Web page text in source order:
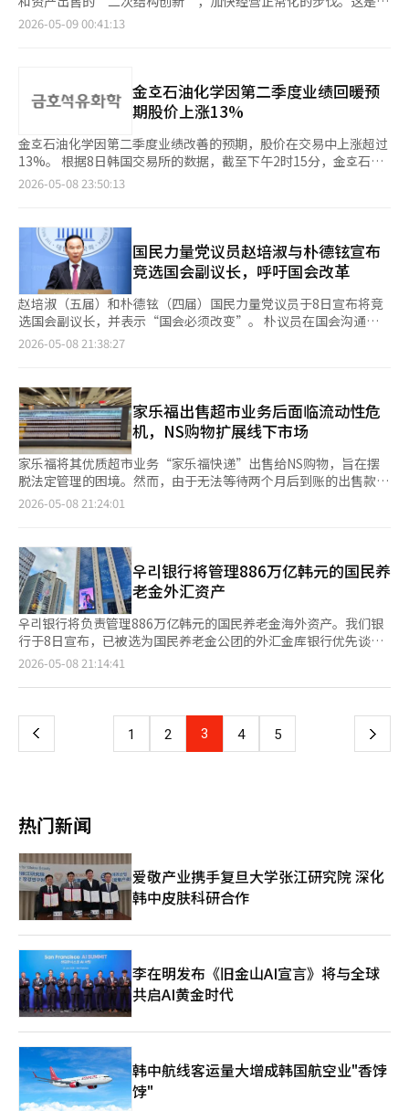
态的结合正在创造新的收益结构。虽然曾对以搜索广告为中心的商
费电子行业的绝对强者。iPhone生态和设备内AI策略创造了巨大
的更换需求。苹果的优势在于用户体验和品牌信任，而非技术本
身。在AI时代，苹果保持了对个人隐私保护和设备优化的理念，进
一步巩固了独特生态。苹果不仅是制造商，更是现代消费文化的象
征。④ 微软微软是AI时代最大的战略企业之一。与OpenAI的合
作、Azure云计算和Office AI整合迅速占领企业市场。微软已从过
去的Windows操作系统公司转型为AI驱动的生产力创新企业。大
的影响力。⑤ 亚马逊亚马逊已从电子商务公司转型为全球最大的
数字物流企业。AWS云计算是AI产业的核心基础设施，自动化物流
系统成为未来零售业的模型。亚马逊是最早实验人类劳动与机器
人、AI结合的新产业结构的企业之一。作为改变全球消费模式和流
通结构的企业，其产业历史意义重大。⑥ 博通博通是一家低调但
强大的企业。凭借定制AI芯片和网络设备、数据中心基础设施迅速
成长。随着AI产业的扩大，GPU以及数据传输和连接技术的重要性
也在增加。博通正是掌握这一领域的企业，虽然不显眼，却在AI时
中国对台湾问题的敏感性，最终也源于台积电。失去先进半导体生
产能力，全球经济将面临严重混乱。台积电不仅是一家企业，更是
地缘政治战略资产。⑧ 脸书（Meta Platforms）尽管面临元宇宙
失败的争议，Meta仍通过广告和AI推荐算法实现了复苏。
Facebook、Instagram和WhatsApp仍是全球最大的人类网络。
基于AI的广告效率愈发增强，Meta是最能吸引人类关注和时间的
企业之一。⑨ 特斯拉特斯拉不仅是一家汽车公司。它是一家结合
是完全自动驾驶（FSD）技术具有改变汽车产业结构的潜力。⑩ 礼
来公司礼来公司通过肥胖治疗药物的革命改变了全球制药产业的格
局。肥胖不仅是体型问题，更是与糖尿病、心血管疾病和各种慢性
病相关的现代文明核心疾病。肥胖治疗市场未来有可能达到数万亿
规模。生物技术正逐渐成为与半导体同样重要的战略产业。⑪ 三
星电子三星电子是韩国工业化的象征。它是一家同时引领内存半导
体、智能手机、显示器和家电产业的全球企业。尤其在AI时代，
⑫ 伯克希尔哈撒韦伯克希尔哈撒韦是沃伦·巴菲特投资哲学的象
征。重视长期价值和现金流的经营方式在全球金融市场仍然具有重
大影响力。在AI热潮中，稳定价值投资的重要性得到了体现。⑬ 沃
是全球最大的能源企业之一。然而，全球资本如今更看重AI和半导
体的价值。尽管如此，能源仍然是工业文明的基础，中东的地缘政
治重要性不会轻易消失。⑮ 摩根大通摩根大通是美国金融体系的
核心。它在全球利率、美元流动和投资银行业务中发挥着巨大影响
力。在AI时代，金融仍然是资本配置的中心。即使在数字金融创新
的背景下，传统金融机构的力量依然存在。⑯ SK海力士SK海力士
已成为HBM市场的绝对强者。被视为解决AI时代内存瓶颈的关键企
业。过去，内存产业价格波动较大，但如今HBM已成为战略产
品。SK海力士的迅速崛起展示了韩国半导体产业的新可能性。⑰
VisaVisa是全球支付系统的核心企业。随着数字经济的扩大，支付
网络的价值也在增加。无现金社会的普及使Visa的影响力进一步扩
大，展示了金融基础设施的强大力量。⑱ 埃克森美孚埃克森美孚
然是国家生存的关键因素。⑲ 腾讯腾讯是中国数字经济的核心企
业。它构建了结合游戏、社交、云计算和金融科技的庞大生态系
统。尽管面临中国政府的监管和经济放缓，腾讯仍保持强大的平台
的乐天利亚。乐天利亚自1998年在越南开设门店以来，持续保持
增长。它通过提供将鸡肉菜单与米饭搭配的套餐等本地化策略，扩
K-鸡的需求推动了多品牌的共同进入。 ※ 本报道经人工智能
（AI）系统翻译与编辑。
行业的问题需谨慎。”她补充道：“A+级以上的优质REITs仍然能
够以低于银行贷款的利率筹集资金，保持股息收益（DPS）。” 她
系统翻译与编辑。
人参与竞标，最终以高于评估价11亿韩元的12亿韩元成交，成交
价率为109.1%。 高价资产交易也在持续。最高成交价为位于瑞草
291亿7000万韩元成交。※ 本报道经人工智能（AI）系统翻译与编
辑。
同，不仅会导致巨额违约金，还会影响韩国生物产业整体的国际信
誉。此次事件中值得关注的是，罢工前法院作出的异常裁决。仁川
调：“为防止原料或产品的变质、腐败，相关工作在争议期间仍需
正常进行。”因此，对细胞株的变质防止等核心工艺设备，限制了
工会的争议行为。当然，工人的权利应当得到尊重。然而，行使这
些权利的方式和时机对整个社会的影响也需考虑。然而，法院的判
决明确指出，当工人的集体行动权与企业的生存或核心资产保护的
价值发生冲突时，某种程度上可以受到限制。换句话说，罢工权是
宪法保障的权利，但不应达到破坏企业基础或威胁他人生命权（患
每人3000万韩元的鼓励金和14%的工资上涨，已形成了强硬态
度。相对而言，公司则因经营环境的不确定性而保持防御态度。然
而，如果争议的目的在于“改善工作环境”，那么以威胁“工作场
所”本身的方式进行的抗争将难以获得说服力。如果三星生物制剂
15年来积累的成长神话因劳资之间的极端对立而崩溃，那么最终受
害的将是劳资双方，甚至是国家经济。定于8日的劳动部调解谈判
不应仅仅是“金额”的对接。工会应直面法院认可的工艺特殊性和
社会责任，而公司则应以积极的态度承认工人的价值，寻找“共生
超市部门익스프레스出售后，针对大型超市、在线业务和总部等剩
下，保持核心门店的竞争力。这一决定被解读为，自重生程序启动
以来，主要供应商加强了交易条件，导致所有门店的稳定商品供应
变得困难。实际上，一些门店的商品短缺现象加剧，客户流失，销
售额也比去年下降了50%以上。홈플러스计划优先将可供应的商品
分配给核心门店，以抵御销售下降，尽量减少客户流失。暂停营业
的门店员工将获得平均工资70%的休业津贴。希望继续工作的员工
将被调配到持续营业的门店。然而，大型超市内的购物中心和入驻
业务部的出售合同，以确保流动性。该业务部的总资产约为3170
亿韩元，净资产约为1460亿韩元。出售条件包括部分债务的继
承，预计홈플러스将获得约1206亿韩元的现金。然而，在出售款项
到位之前，运营资金和重生计划实施所需的额外流动性仍然是一个
难题。홈플러스已向最大债权人梅里茨金融集团请求短期运营资金
性质的过渡贷款和在重生程序期间维持营业的DIP（债务人持有）
金融支持，但尚未得到明确答复。梅里茨金融集团是홈플러스的最
大债权人，贷款金额约为1.2万亿韩元，担保的房地产资产（68家
债权人的同意。홈플러스方面表示，目前获得的资金大部分用于偿
还现有借款，导致运营资金的获取困难。홈플러스正在根据债权人
的要求，制定比之前更为严格的修订重生计划。该计划将包括门店
效率化、部分门店暂停营业、剩余业务部的出售及并购推进方案
等。公司表示，在向法院提交修订案后，即使在重生计划获批之
前，也将并行推进业务部的出售。此外，业界关注重生程序的维持
是否会影响未来的就业稳定和地区商业。由于大型零售企业的特
性，与合作企业和入驻的小商户、地方经济的关联性较大。实际
出售无法充分确保重生程序所需的资金，必须同时进行门店运营效
率化和额外流动性获取，以建立正常化的基础。”他还补充
道：“如果重生中断，将对就业、合作企业和地方经济产生重大影
响，因此需要利益相关者的合作。”※ 本报道经人工智能（AI）系
统翻译与编辑。
2026-05-09 00:41:13
金호石油化学因第二季度业绩回暖预
期股价上涨13%
金호石油化学因第二季度业绩改善的预期，股价在交易中上涨超过
13%。 根据8日韩国交易所的数据，截至下午2时15分，金호石油
化学的股价上涨了1万7400韩元（13.20%），报14万9200韩元。
的14万4000韩元上调至16万韩元。 此前，由于中东地区战争的影
响，原材料丁二烯价格大幅上涨，金호石油化学第一季度的业绩未
能达到市场预期。第一季度营业利润为594亿韩元，低于市场共识
的674亿韩元，下降了12%。丁二烯价格从每吨1300美元飙升至
2700美元，给公司的盈利能力带来了压力，而产品价格的传导也
出现了延迟。 然而，从第二季度开始，成本上涨将反映在产品价
格上，原材料价格也趋于稳定，业绩改善的预期逐渐增强。预计第
二季度营业利润将达到1122亿韩元，较上季度大幅增长。尤其是
乳胶价格大幅上涨，市场对利润空间改善的期待加大，同时合成树
脂和酚类产品因供应不足也出现了价格反弹。这些业务部门有可能
实现扭亏为盈。 未来资产证券公司的研究员李镇浩表示：“自4月
以来，原材料价格的上涨已开始全面传导至产品价格，同时原材料
价格也开始趋于稳定。”他预测：“第二季度将出现明显的业绩改
善。” 新韩投资证券的研究员李镇名也分析称：“尽管在行业内
股价表现较为疲软，但作为全球NB乳胶的领先企业，考虑到其反
转的可能性，股价有望被重新评估。”※ 本报道经人工智能（AI）
2026-05-08 23:50:13
国民力量党议员赵培淑与朴德铉宣布
竞选国会副议长，呼吁国会改革
赵培淑（五届）和朴德铉（四届）国民力量党议员于8日宣布将竞
选国会副议长，并表示“国会必须改变”。 朴议员在国会沟通厅
召开记者会时强调：“即使在朝野立场不同的情况下，也要向国民
通过与执政党进行对话和妥协，积极推动达成共识。他表示，将努
力恢复朝野之间的信任，克服政治不信任，给国民带来希望。 朴
议员提到自己的政治信念“牛步千里”，表示：“我将只关注国
民，稳步推进立法活动。” 赵议员随后也在同一地点宣布竞选国
会副议长。他指出：“在庞大执政党的立法独裁和极端对立中，国
民的声音消失了。”并表示：“国会不应是争斗的地方，而应是解
决问题的场所。” 他表示：“我将利用五届的经验作为民生协作
的工具。作为‘湖南的女儿’赵培淑，我将成为跨越地区和世代的
所有政治资产以恢复国民的信任。” 另一方面，国民力量党计划
于13日选出国会副议长候选人。除了朴议员和赵议员外，赵景泰
（六届）议员也被视为国会副议长候选人之一。
2026-05-08 21:38:27
家乐福出售超市业务后面临流动性危
机，NS购物扩展线下市场
家乐福将其优质超市业务“家乐福快递”出售给NS购物，旨在摆
脱法定管理的困境。然而，由于无法等待两个月后到账的出售款，
家乐福已决定关闭37家大型超市。与此同时，NS购物借此机会在
批准，签署了家乐福快递业务的转让协议。家乐福在部分债务转移
的条件下，获得了1206亿韩元的现金。虽然未达到市场预期的
3000亿韩元，但对于正在法定管理中的家乐福而言，这笔资金可
用于支付拖欠工资和合作伙伴款项，提供了紧急流动性。 然而，
家乐福的流动性危机仍在持续，因为出售款项将在两个月后才会到
账。大股东MBK Partners在3月注入的1000亿韩元大部分已被消
耗，家乐福需在7月3日的重生计划表决前自行筹集运营资金。 家
乐福表示，仅通过出售家乐福快递无法满足重生程序所需的运营资
金和剩余业务的正常化资金，因此已启动“二次结构创新”。二次
福已向最大债权人梅里茨金融集团请求在出售款到账前的两个月内
提供短期贷款和紧急运营资金支持，但截至目前尚未收到具体回
和外部借款支持运营资金，但由于重生程序持续时间过长和经营环
月3日暂时关闭104家大型超市中贡献较低的37家门店，集中运营
剩余的67家门店。家乐福计划优先向核心门店供应有限的商品，以
最小化销售下降和客户流失。关闭门店的员工将获得平均工资70%
的休业补助，并将为希望者提供转岗机会。门店内的租赁店铺将正
常运营。 业界普遍认为，此举实际上是家乐福重生的关键一招。
家乐福工会也表示，“即使放弃工资，也应优先投入资金以恢复商
品供应”，显示出现场的危机感加剧。家乐福将制定包含门店运营
效率提升和剩余业务出售方案的修订重生计划，并提交给法院和债
权人。 NS购物获得全国线下零售网络，面临组织稳定和市场份额
竞争挑战 另一方面，获得家乐福快递的NS购物，超越了以电视和
移动为中心的业务结构，建立了全国线下零售网络。NS购物相关
人士表示，“此次合同的签署将基于我们在食品专业性和流通能力
上的优势，成为增强线上线下竞争力的重要转折点。” NS购物预
计将利用现有的食品专业性和购物客户基础，加快线上线下结合的
食品全渠道战略。通过将电视购物客户引流至门店，同时将线下访
2026-05-08 21:24:01
우리银行将管理886万亿韩元的国民养
老金外汇资产
우리银行将负责管理886万亿韩元的国民养老金海外资产。我们银
行于8日宣布，已被选为国民养老金公团的外汇金库银行优先谈判
对象。这是自2021年以来五年内首次选定外汇金库银行，合同期
过程中产生的外汇交易出纳、外汇账户的开设与注销、外汇资金管
富基金（GPFG）并列为全球三大养老金，截至今年2月底，管理
的基金规模达到1610万亿韩元，其中886万亿韩元为海外资产。自
定性、业务执行能力、外汇资金管理经验及服务水平、风险管理和
流动性保障能力等。我们银行在此次选定过程中，因其全球水平的
风险管理体系和数字化外汇结算系统获得了优异评价。我们银行行
长郑镇完表示：“我们将通过提升风险管理系统和数字支付创新，
成为国民养老金稳定资产运用的合作伙伴。”此外，我们银行还参
与了管理年均51万亿韩元的首尔市金库的招标。我们银行曾在104
年间负责首尔市金库，2018年将此职务交给了新韩银行。首尔市
将组建由金融专家和注册会计师组成的评审委员会，对提案进行评
估，并预计在本月内选定运营银行。被选定的银行将于明年起负责
至2030年间的首尔市资金运用。今年首尔市预算达到51万4778亿
韩元。我们银行目前负责首尔市25个区中的14个区金库，预计将
强调与市金库的协同效应。※ 本报道经人工智能（AI）系统翻译与
编辑。
2026-05-08 21:14:41
上
页
1 2 3 4 5 下
热门新闻
爱敬产业携手复旦大学张江研究院 深化
韩中皮肤科研合作
李在明发布《旧金山AI宣言》将与全球
共启AI黄金时代
韩中航线客运量大增成韩国航空业"香饽
饽"